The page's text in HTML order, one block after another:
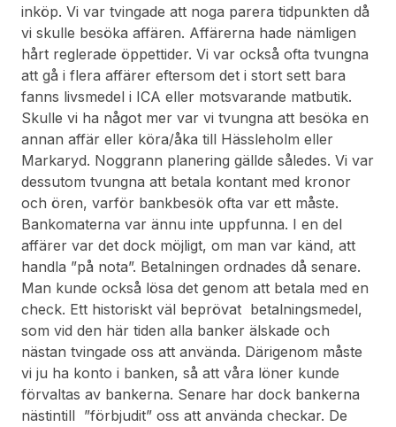
inköp. Vi var tvingade att noga parera tidpunkten då
vi skulle besöka affären. Affärerna hade nämligen
hårt reglerade öppettider. Vi var också ofta tvungna
att gå i flera affärer eftersom det i stort sett bara
fanns livsmedel i ICA eller motsvarande matbutik.
Skulle vi ha något mer var vi tvungna att besöka en
annan affär eller köra/åka till Hässleholm eller
Markaryd. Noggrann planering gällde således. Vi var
dessutom tvungna att betala kontant med kronor
och ören, varför bankbesök ofta var ett måste.
Bankomaterna var ännu inte uppfunna. I en del
affärer var det dock möjligt, om man var känd, att
handla ”på nota”. Betalningen ordnades då senare.
Man kunde också lösa det genom att betala med en
check. Ett historiskt väl beprövat betalningsmedel,
som vid den här tiden alla banker älskade och
nästan tvingade oss att använda. Därigenom måste
vi ju ha konto i banken, så att våra löner kunde
förvaltas av bankerna. Senare har dock bankerna
nästintill ”förbjudit” oss att använda checkar. De